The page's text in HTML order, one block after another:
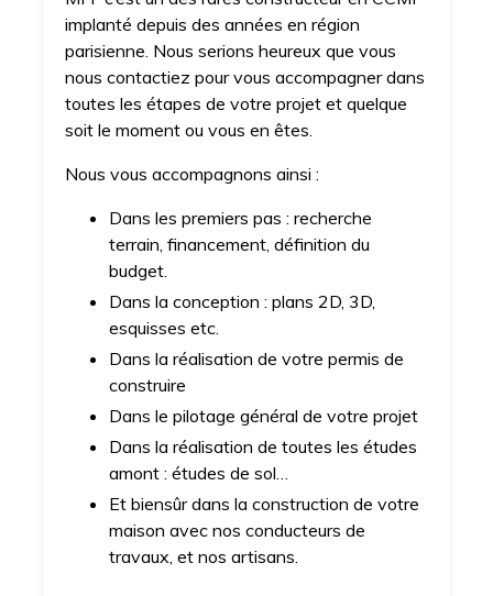
implanté depuis des années en région
parisienne. Nous serions heureux que vous
nous contactiez pour vous accompagner dans
toutes les étapes de votre projet et quelque
soit le moment ou vous en êtes.
Nous vous accompagnons ainsi :
Dans les premiers pas : recherche
terrain, financement, définition du
budget.
Dans la conception : plans 2D, 3D,
esquisses etc.
Dans la réalisation de votre permis de
construire
Dans le pilotage général de votre projet
Dans la réalisation de toutes les études
amont : études de sol…
Et biensûr dans la construction de votre
maison avec nos conducteurs de
travaux, et nos artisans.